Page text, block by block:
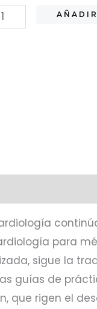
para
sigue la
guías de
que rigen el